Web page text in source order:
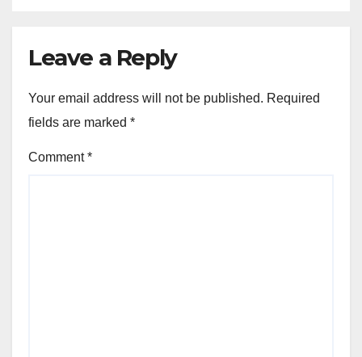
Leave a Reply
Your email address will not be published. Required
fields are marked *
Comment*